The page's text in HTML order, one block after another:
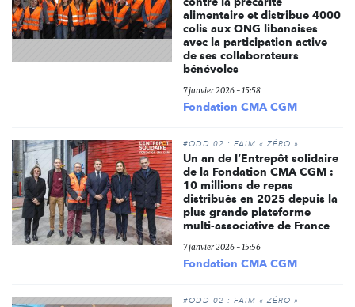
alimentaire et distribue 4000
colis aux ONG libanaises
avec la participation active
de ses collaborateurs
bénévoles
7 janvier 2026 - 15:58
Fondation CMA CGM
#ODD 02 : FAIM « ZÉRO »
Un an de l’Entrepôt solidaire
de la Fondation CMA CGM :
10 millions de repas
distribués en 2025 depuis la
plus grande plateforme
multi-associative de France
7 janvier 2026 - 15:56
Fondation CMA CGM
#ODD 02 : FAIM « ZÉRO »